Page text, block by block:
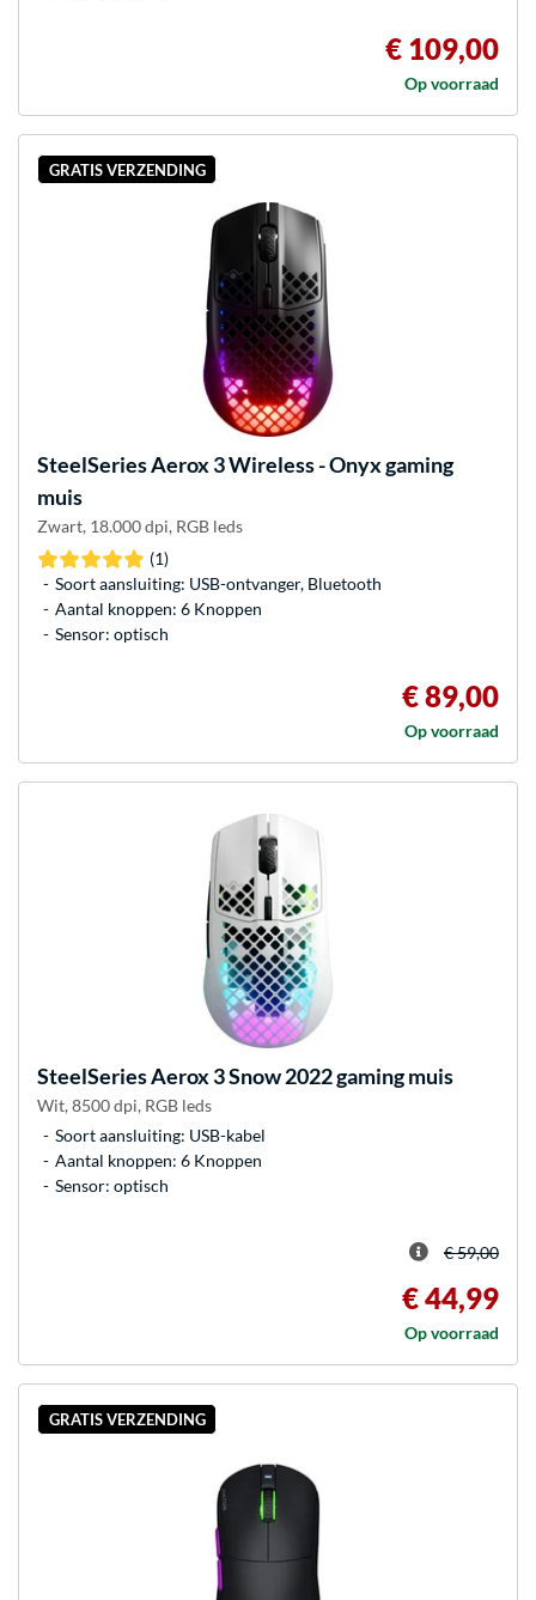
€ 109,00
Op voorraad
GRATIS VERZENDING
SteelSeriesAerox 3 Wireless - Onyx gaming
muis
Zwart, 18.000 dpi, RGB leds
(1)
Soort aansluiting: USB-ontvanger, Bluetooth
Aantal knoppen: 6 Knoppen
Sensor: optisch
€ 89,00
Op voorraad
SteelSeriesAerox 3 Snow 2022 gaming muis
Wit, 8500 dpi, RGB leds
Soort aansluiting: USB-kabel
Aantal knoppen: 6 Knoppen
Sensor: optisch
€ 59,00
€ 44,99
Op voorraad
GRATIS VERZENDING